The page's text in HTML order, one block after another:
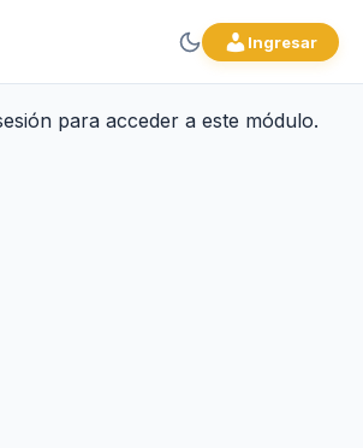
Ingresar
para acceder a este módulo.